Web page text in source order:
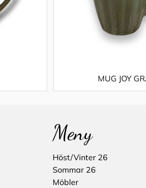
MUG JOY
Meny
Höst/Vinter 26
Sommar 26
Möbler